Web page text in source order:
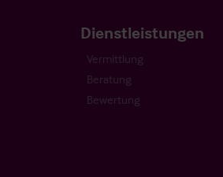
Dienstleistungen
Vermittlung
Beratung
Bewertung